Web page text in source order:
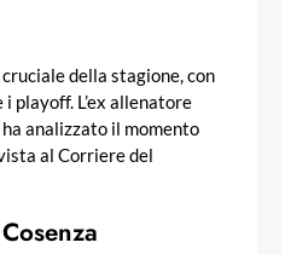
della stagione, con
playoff. L’ex allenatore
analizzato il momento
al Corriere del